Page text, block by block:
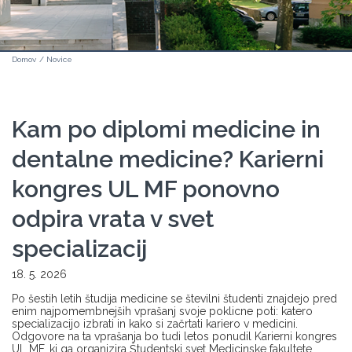
Domov / Novice
Kam po diplomi medicine in
dentalne medicine? Karierni
kongres UL MF ponovno
odpira vrata v svet
specializacij
18. 5. 2026
Po šestih letih študija medicine se številni študenti znajdejo pred
enim najpomembnejših vprašanj svoje poklicne poti: katero
specializacijo izbrati in kako si začrtati kariero v medicini.
Odgovore na ta vprašanja bo tudi letos ponudil Karierni kongres
UL MF, ki ga organizira Študentski svet Medicinske fakultete